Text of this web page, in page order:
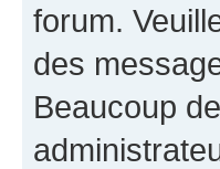
forum.
des
Beaucoup